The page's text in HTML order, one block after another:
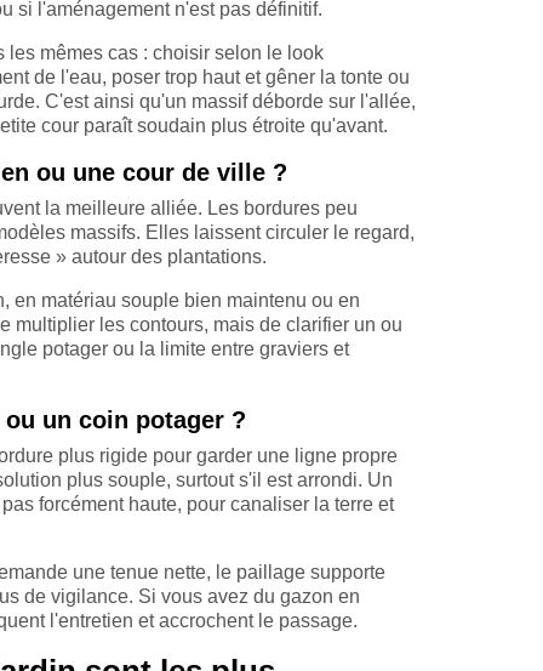
si l'aménagement n'est pas définitif.
les mêmes cas : choisir selon le look
de l'eau, poser trop haut et gêner la tonte ou
C'est ainsi qu'un massif déborde sur l'allée,
cour paraît soudain plus étroite qu'avant.
ou une cour de ville ?
la meilleure alliée. Les bordures peu
massifs. Elles laissent circuler le regard,
» autour des plantations.
en matériau souple bien maintenu ou en
multiplier les contours, mais de clarifier un ou
potager ou la limite entre graviers et
un coin potager ?
plus rigide pour garder une ligne propre
plus souple, surtout s'il est arrondi. Un
forcément haute, pour canaliser la terre et
une tenue nette, le paillage supporte
de vigilance. Si vous avez du gazon en
l'entretien et accrochent le passage.